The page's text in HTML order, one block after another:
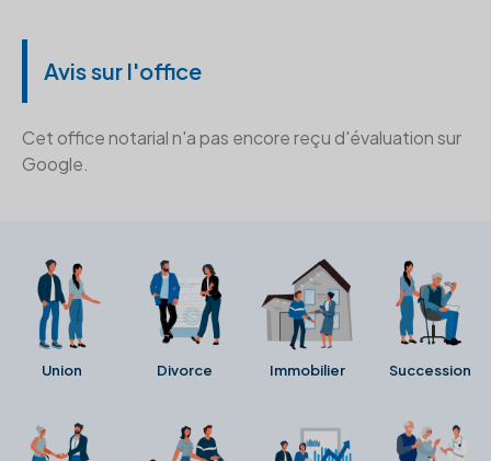
Avis sur l'office
Cet office notarial n'a pas encore reçu d'évaluation sur
Google.
Union Divorce Immobilier Succession